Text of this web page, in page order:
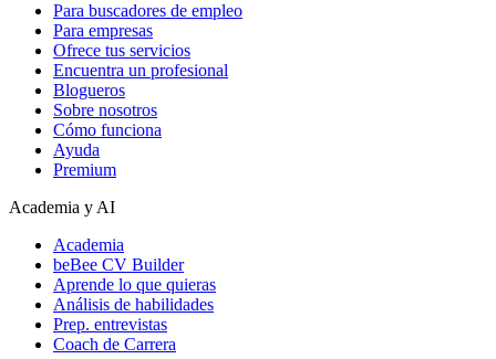
Para buscadores de empleo
Para empresas
Ofrece tus servicios
Encuentra un profesional
Blogueros
Sobre nosotros
Cómo funciona
Ayuda
Premium
Academia y AI
Academia
beBee CV Builder
Aprende lo que quieras
Análisis de habilidades
Prep. entrevistas
Coach de Carrera